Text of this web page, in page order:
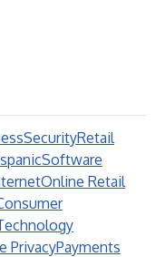
SecurityRetail
Software
Online Retail
PrivacyPayments